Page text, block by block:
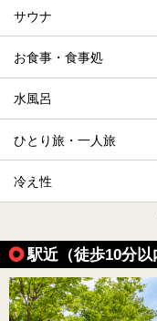
サウナ
お食事・食事処
水風呂
ひとり旅・一人旅
冷え性
駅近（徒歩10分